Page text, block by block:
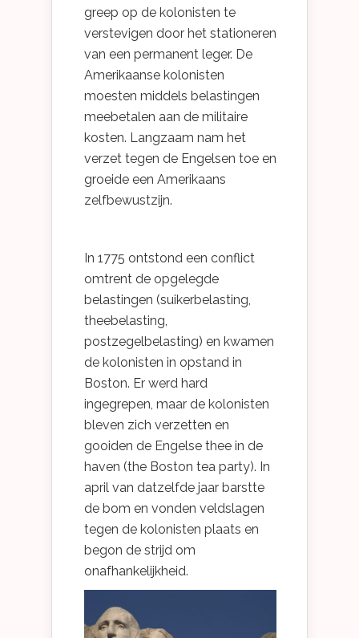
greep op de kolonisten te
verstevigen door het stationeren
van een permanent leger. De
Amerikaanse kolonisten
moesten middels belastingen
meebetalen aan de militaire
kosten. Langzaam nam het
verzet tegen de Engelsen toe en
groeide een Amerikaans
zelfbewustzijn.
In 1775 ontstond een conflict
omtrent de opgelegde
belastingen (suikerbelasting,
theebelasting,
postzegelbelasting) en kwamen
de kolonisten in opstand in
Boston. Er werd hard
ingegrepen, maar de kolonisten
bleven zich verzetten en
gooiden de Engelse thee in de
haven (the Boston tea party). In
april van datzelfde jaar barstte
de bom en vonden veldslagen
tegen de kolonisten plaats en
begon de strijd om
onafhankelijkheid.